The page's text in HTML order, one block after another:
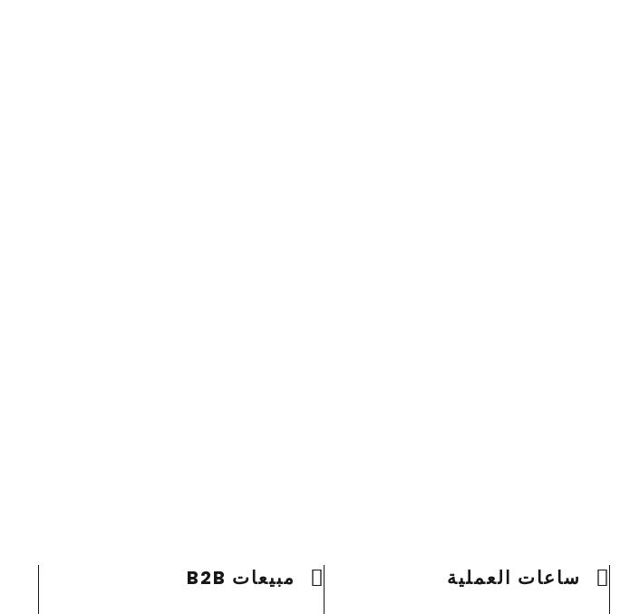
ساعات العملية مبيعات B2B